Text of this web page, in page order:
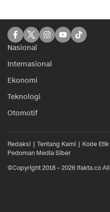
Nasional
Internasional
Ekonomi
Teknologi
Otomotif
Redaksi Tentang Kami Kode
Pedoman Media Siber
©Copyright 2018 – 2026 ifakta.co